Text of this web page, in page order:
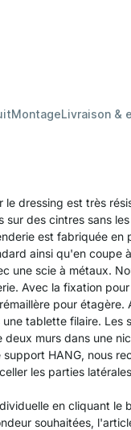
MontageLivraison &
le dressing est très
des cintres sans
est fabriquée en
ainsi qu'en coupe
une scie à métaux.
Avec la fixation
pour étagère.
tablette filaire. Les
murs dans une
HANG, nous
les parties
en cliquant le
souhaitées,